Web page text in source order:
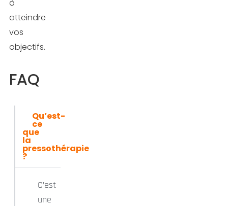
à
atteindre
vos
objectifs.
FAQ
Qu’est-
ce
que
la
pressothérapie
?
C’est
une